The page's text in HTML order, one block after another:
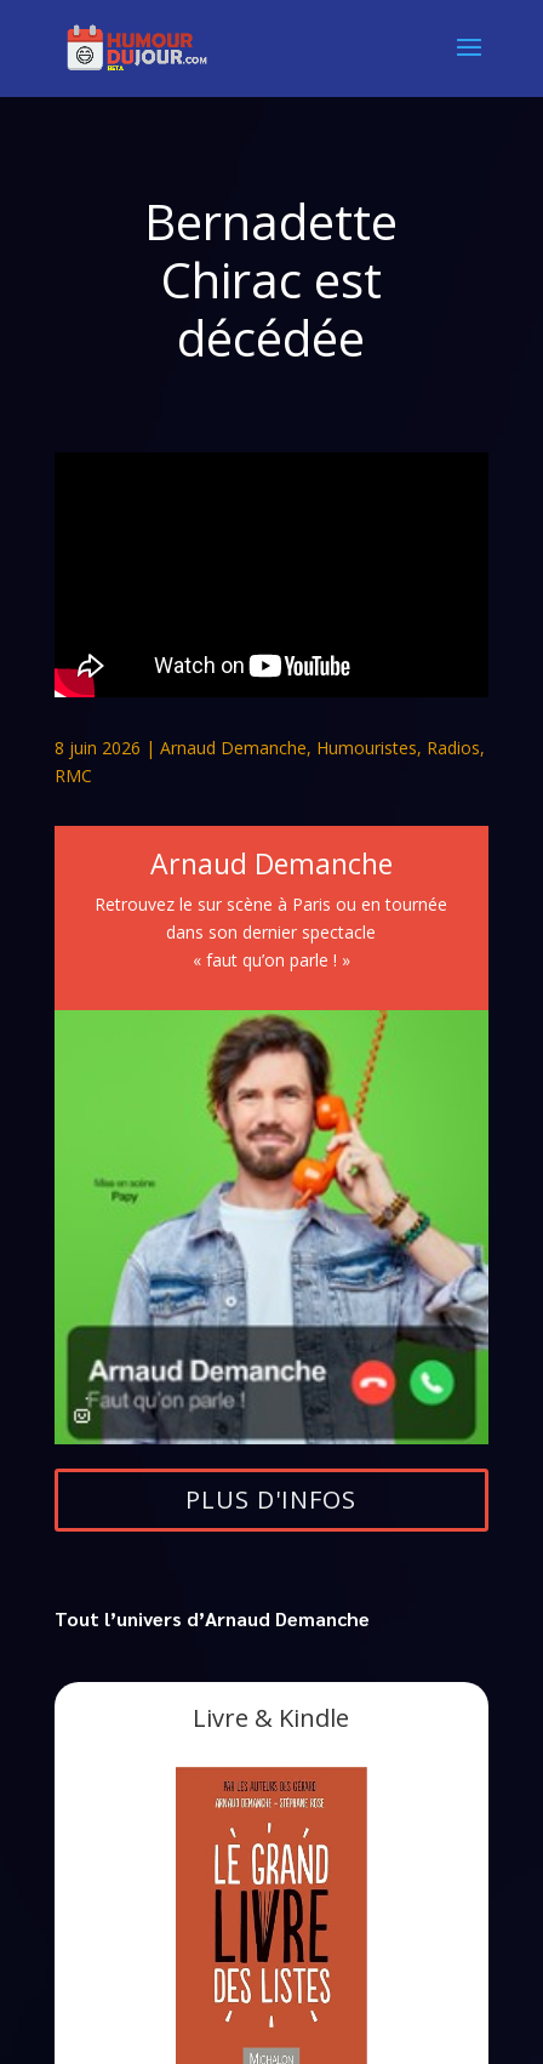
Bernadette
Chirac est
décédée
8 juin 2026 | Arnaud Demanche, Humouristes, Radios,
RMC
Arnaud Demanche
Retrouvez le sur scène à Paris ou en tournée
dans son dernier spectacle
« faut qu’on parle ! »
PLUS D'INFOS
Tout l’univers d’Arnaud Demanche
Livre & Kindle